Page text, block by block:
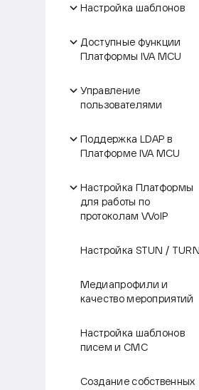
Настройка шаблонов
Доступные функции
Платформы IVA MCU
Управление
пользователями
Поддержка LDAP в
Платформе IVA MCU
Настройка Платформы
для работы по
протоколам VVoIP
Настройка STUN / TURN
Медиапрофили и
качество мероприятий
Настройка шаблонов
писем и СМС
Создание собственных